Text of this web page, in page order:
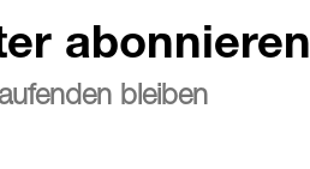
abonnieren
bleiben